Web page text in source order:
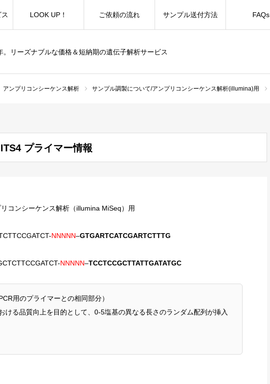
。リーズナブルな価格＆短納期の遺伝子解析サービス
LOOK UP！ ご依頼の流れ サンプル送付方法 FAQs
アンプリコンシーケンス解析 サンプル調製について/アンプリコンシーケンス解析(illumina)用
プライマー情報
コンシーケンス解析（illumina MiSeq）用
NNNNN–GTGARTCATCGARTCTTTG
NNNNN–TCCTCCGCTTATTGATATGC
用のプライマーとの相同部分）
ける品質向上を目的として、0-5塩基の異なる長さのランダム配列が挿入